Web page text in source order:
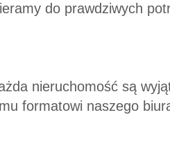
do prawdziwych
nieruchomość są
formatowi naszego